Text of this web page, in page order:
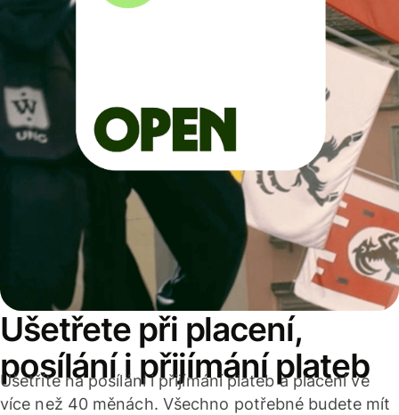
Ušetřete při placení,
posílání i přijímání plateb
Ušetříte na posílání i přijímání plateb a placení ve
více než 40 měnách. Všechno potřebné budete mít